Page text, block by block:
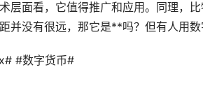
层面看，它值得推广和应用。同理，
并没有很远，那它是**吗？但有人用
#数字货币#